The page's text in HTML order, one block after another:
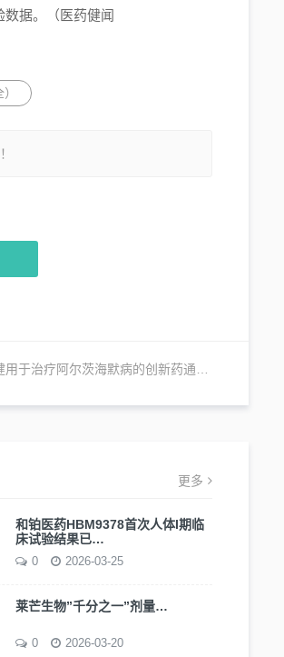
据。（医药健闻
治疗阿尔茨海默病的创新药通过FDA临床试验许可
更多
和铂医药HBM9378首次人体I期临
床试验结果已…
0 2026-03-25
莱芒生物”千分之一”剂量…
0 2026-03-20